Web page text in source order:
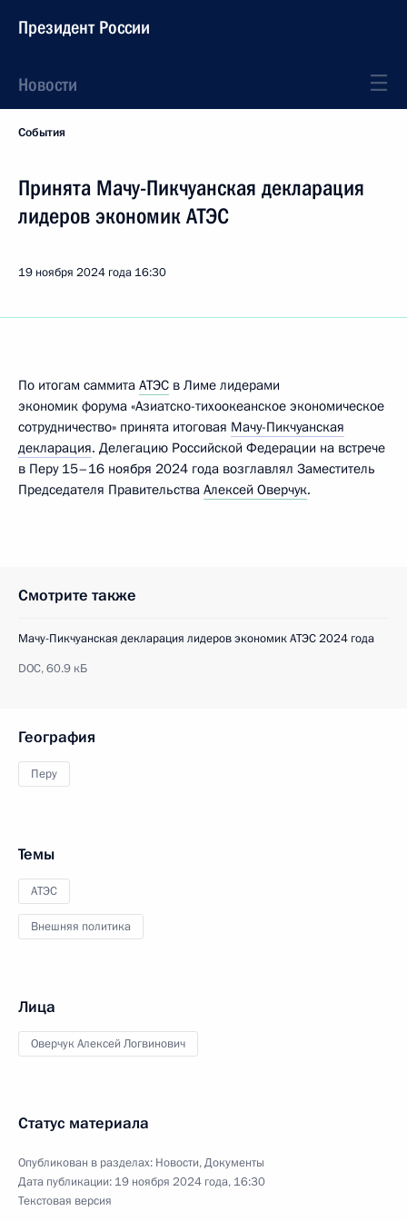
Президент России
Новости
События
Принята Мачу-Пикчуанская декларация
лидеров экономик АТЭС
19 ноября 2024 года 16:30
По итогам саммита АТЭС в Лиме лидерами
экономик форума «Азиатско-тихоокеанское экономическое
сотрудничество» принята итоговая Мачу-Пикчуанская
декларация. Делегацию Российской Федерации на встрече
в Перу 15–16 ноября 2024 года возглавлял Заместитель
Председателя Правительства Алексей Оверчук.
Смотрите также
Мачу-Пикчуанская декларация лидеров экономик АТЭС 2024 года
DOC,60.9 кБ
География
Перу
Темы
АТЭС
Внешняя политика
Лица
Оверчук Алексей Логвинович
Статус материала
Опубликован в разделах: Новости,Документы
Дата публикации: 19 ноября 2024 года, 16:30
Текстовая версия